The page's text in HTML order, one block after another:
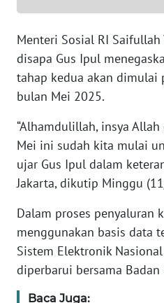
Menteri Sosial RI
disapa Gus Ipul
tahap kedua akan dimulai
bulan Mei 2025.
“Alhamdulillah, insya
Mei ini sudah kita mulai
ujar Gus Ipul dalam
Jakarta, dikutip Minggu
Dalam proses penyaluran
menggunakan basis data
Sistem Elektronik
diperbarui bersama Badan
Baca Juga:
JABAR
BANTEN
WN
WN
KEPRI
PAPUA
WN
PAPUA